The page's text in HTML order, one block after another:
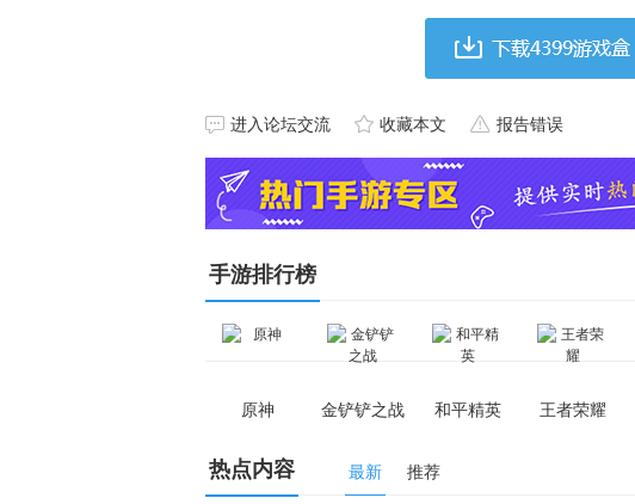
进入论坛交流 收藏本文 报告错误
手游排行榜
原神 金铲铲之战 和平精英 王者荣耀
热点内容 最新 推荐